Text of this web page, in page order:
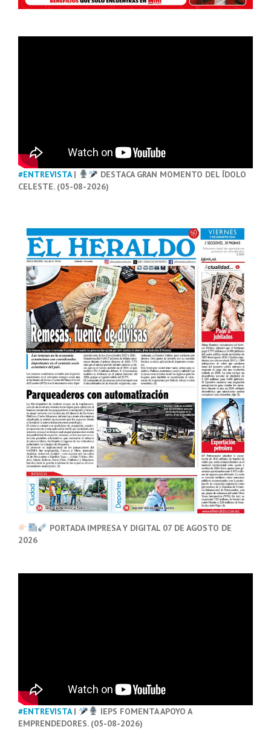
#ENTREVISTA|
DESTACA GRAN MOMENTO DEL ÍDOLO
CELESTE. (05-08-2026)
PORTADA IMPRESA Y DIGITAL 07 DE AGOSTO DE
2026
#ENTREVISTA|
IEPS FOMENTA APOYO A
EMPRENDEDORES. (05-08-2026)